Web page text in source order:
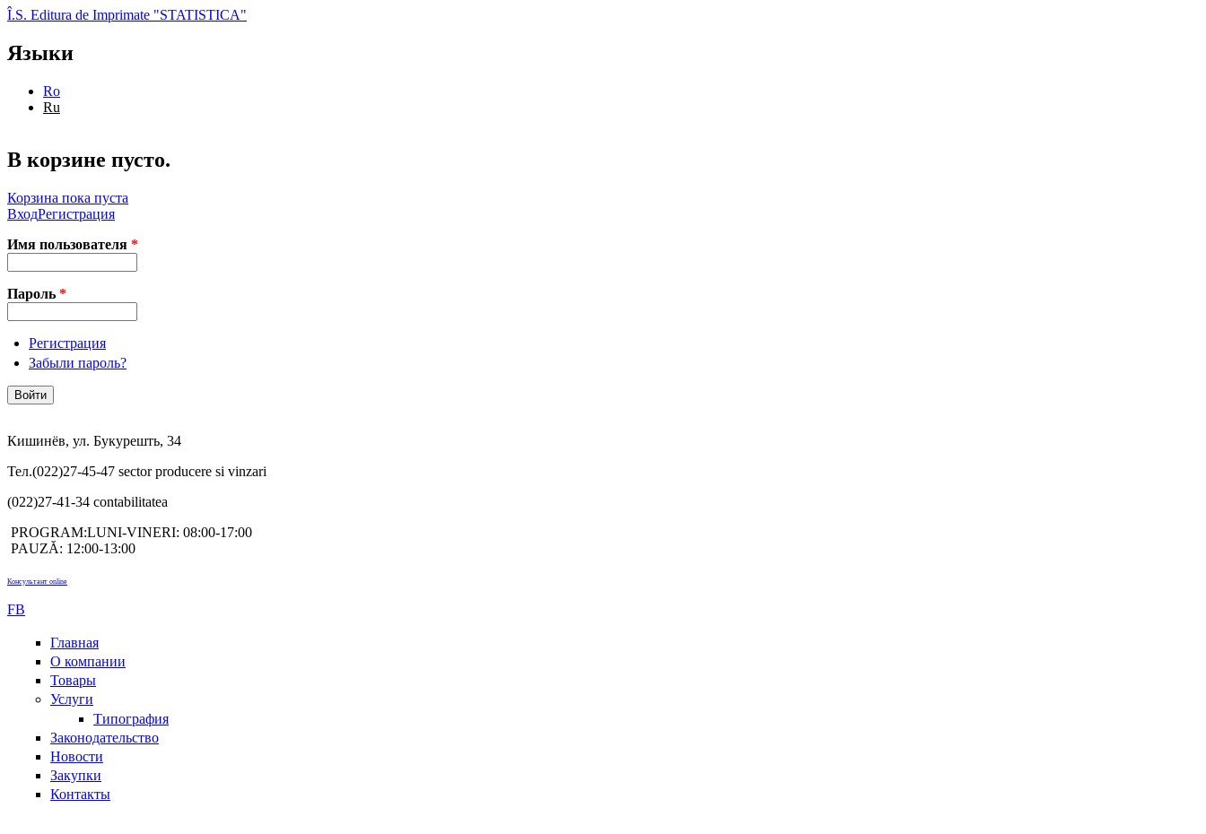
Перейти к основному содержанию
Î.S. Editura de Imprimate "STATISTICA"
Языки
Ro
Ru
В корзине пусто.
Корзина пока пуста
ВходРегистрация
Имя пользователя *
Пароль *
Регистрация
Забыли пароль?
Кишинёв, ул. Букурешть, 34
Тел.(022)27-45-47 sector producere si vinzari
(022)27-41-34 contabilitatea
PROGRAM:LUNI-VINERI: 08:00-17:00
PAUZĂ: 12:00-13:00
Консультант online
FB
Главная
О компании
Товары
Услуги
Типография
Законодательство
Новости
Закупки
Контакты